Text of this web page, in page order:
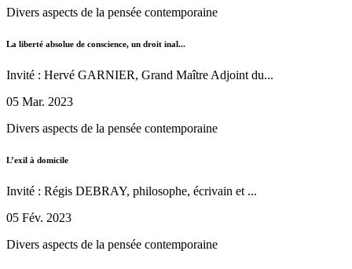
Divers aspects de la pensée contemporaine
La liberté absolue de conscience, un droit inal...
Invité : Hervé GARNIER, Grand Maître Adjoint du...
05 Mar. 2023
Divers aspects de la pensée contemporaine
L’exil à domicile
Invité : Régis DEBRAY, philosophe, écrivain et ...
05 Fév. 2023
Divers aspects de la pensée contemporaine